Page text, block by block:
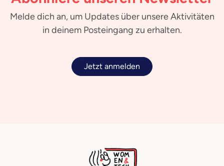
Melde dich an, um Updates über unsere Aktivitäten
in deinem Posteingang zu erhalten.
Jetzt anmelden